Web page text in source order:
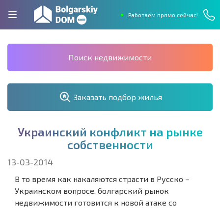
Работаем прямо сейчас!
Поиск недвижимости
Заказать подбор жилья
Украинский конфликт на рынке
собственности
13-03-2014
В то время как накаляются страсти в Русско –
Украинском вопросе, болгарский рынок
недвижимости готовится к новой атаке со